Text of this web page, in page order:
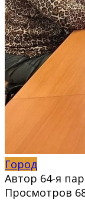
Город
Автор 64-я
Просмотров